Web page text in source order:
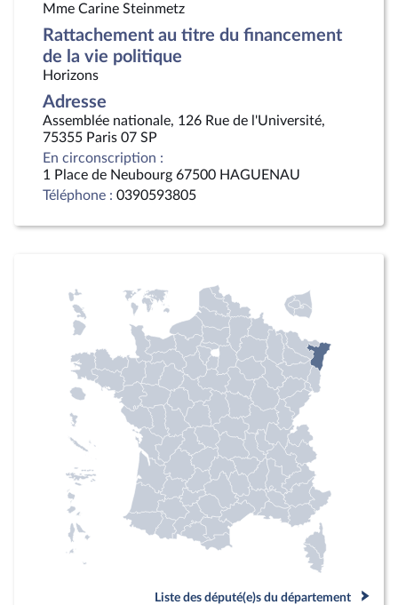
Mme Carine Steinmetz
Rattachement au titre du financement
de la vie politique
Horizons
Adresse
Assemblée nationale, 126 Rue de l'Université,
75355 Paris 07 SP
En circonscription :
1 Place de Neubourg 67500 HAGUENAU
Téléphone : 0390593805
Liste des député(e)s du département